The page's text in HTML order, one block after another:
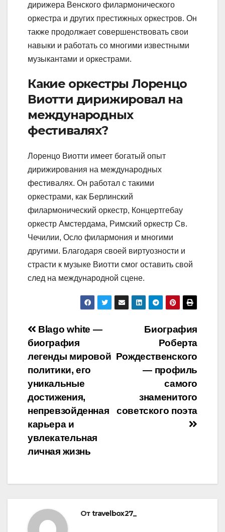
дирижера Венского филармонического
оркестра и других престижных оркестров. Он
также продолжает совершенствовать свои
навыки и работать со многими известными
музыкантами и оркестрами.
Какие оркестры Лоренцо
Виотти дирижировал на
международных
фестивалях?
Лоренцо Виотти имеет богатый опыт
дирижирования на международных
фестивалях. Он работал с такими
оркестрами, как Берлинский
филармонический оркестр, Концертгебау
оркестр Амстердама, Римский оркестр Св.
Чечилии, Осло филармония и многими
другими. Благодаря своей виртуозности и
страсти к музыке Виотти смог оставить свой
след на международной сцене.
Навигация
по
записям
Биография
Роберта
Рождественского
— профиль
самого
знаменитого
советского поэта
Blago white —
биография
легенды мировой
политики, его
уникальные
достижения,
непревзойденная
карьера и
увлекательная
личная жизнь
Отtravelbox27_